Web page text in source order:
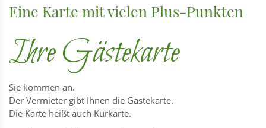
Eine Karte mit vielen Plus-Punkten
Ihre Gästekarte
Sie kommen an.
Der Vermieter gibt Ihnen die Gästekarte.
Die Karte heißt auch Kurkarte.